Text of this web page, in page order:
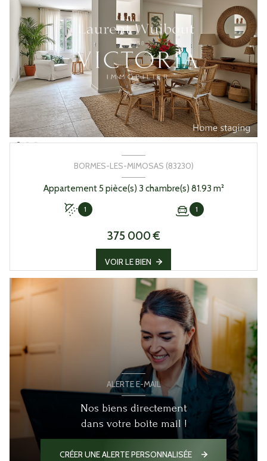
BORMES-LES-MIMOSAS (83230)
Appartement 5 pièce(s) 3 chambre(s) 81.93 m²
1 1
375 000 €
VOIR LE BIEN
ALERTE E-MAIL
Nos biens directement
dans votre boite mail !
CRÉER UNE ALERTE PERSONNALISÉE